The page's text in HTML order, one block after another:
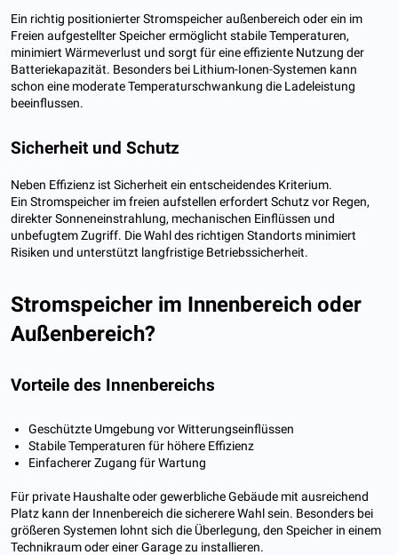
Ein richtig positionierter Stromspeicher außenbereich oder ein im
Freien aufgestellter Speicher ermöglicht stabile Temperaturen,
minimiert Wärmeverlust und sorgt für eine effiziente Nutzung der
Batteriekapazität. Besonders bei Lithium-Ionen-Systemen kann
schon eine moderate Temperaturschwankung die Ladeleistung
beeinflussen.
Sicherheit und Schutz
Neben Effizienz ist Sicherheit ein entscheidendes Kriterium.
Ein Stromspeicher im freien aufstellen erfordert Schutz vor Regen,
direkter Sonneneinstrahlung, mechanischen Einflüssen und
unbefugtem Zugriff. Die Wahl des richtigen Standorts minimiert
Risiken und unterstützt langfristige Betriebssicherheit.
Stromspeicher im Innenbereich oder
Außenbereich?
Vorteile des Innenbereichs
Geschützte Umgebung vor Witterungseinflüssen
Stabile Temperaturen für höhere Effizienz
Einfacherer Zugang für Wartung
Für private Haushalte oder gewerbliche Gebäude mit ausreichend
Platz kann der Innenbereich die sicherere Wahl sein. Besonders bei
größeren Systemen lohnt sich die Überlegung, den Speicher in einem
Technikraum oder einer Garage zu installieren.